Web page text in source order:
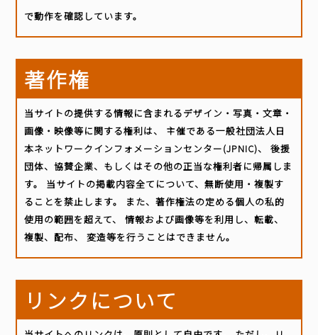
で動作を確認しています。
著作権
当サイトの提供する情報に含まれるデザイン・写真・文章・
画像・映像等に関する権利は、 主催である一般社団法人日
本ネットワークインフォメーションセンター(JPNIC)、 後援
団体、協賛企業、もしくはその他の正当な権利者に帰属しま
す。 当サイトの掲載内容全てについて、無断使用・複製す
ることを禁止します。 また、著作権法の定める個人の私的
使用の範囲を超えて、 情報および画像等を利用し、転載、
複製、配布、 変造等を行うことはできません。
リンクについて